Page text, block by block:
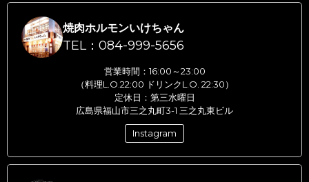
焼肉ホルモンいけちゃん
TEL：084-999-5656
営業時間：16:00～23:00
（料理L.O.22:00 ドリンクL.O. 22:30）
定休日：第三水曜日
広島県福山市三之丸町3-1 三之丸東ビル
Instagram